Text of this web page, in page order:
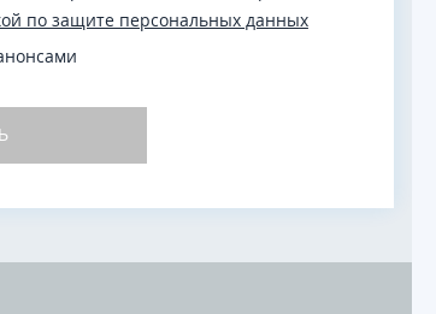
по защите персональных данных